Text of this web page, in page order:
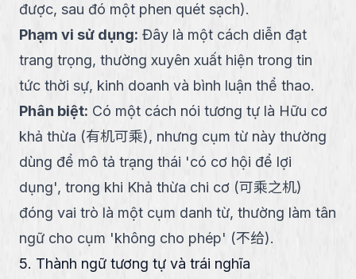
được, sau đó một phen quét sạch).
Phạm vi sử dụng: Đây là một cách diễn đạt
trang trọng, thường xuyên xuất hiện trong tin
tức thời sự, kinh doanh và bình luận thể thao.
Phân biệt: Có một cách nói tương tự là Hữu cơ
khả thừa (有机可乘), nhưng cụm từ này thường
dùng để mô tả trạng thái 'có cơ hội để lợi
dụng', trong khi Khả thừa chi cơ (可乘之机)
đóng vai trò là một cụm danh từ, thường làm tân
ngữ cho cụm 'không cho phép' (不给).
5. Thành ngữ tương tự và trái nghĩa